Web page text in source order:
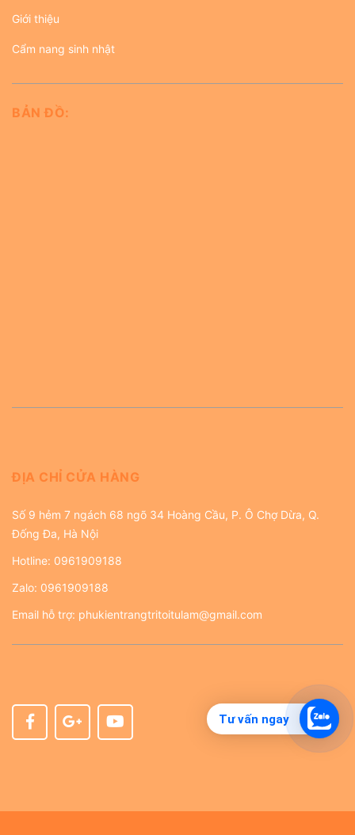
Tư vấn ngay
Giới thiệu
Cẩm nang sinh nhật
BẢN ĐỒ:
ĐỊA CHỈ CỬA HÀNG
Số 9 hẻm 7 ngách 68 ngõ 34 Hoàng Cầu, P. Ô Chợ Dừa, Q.
Đống Đa, Hà Nội
Hotline: 0961909188
Zalo: 0961909188
Email hỗ trợ: phukientrangtritoitulam@gmail.com